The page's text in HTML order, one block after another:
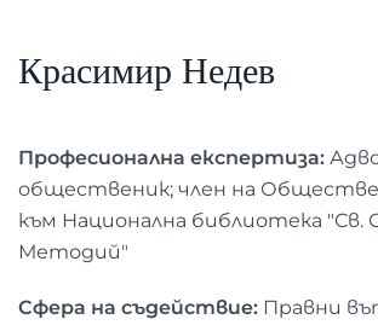
Красимир Недев
Професионална експертиза:
общественик; член на
към Национална библиотека "Св.
Методий"
Сфера на съдействие: Правни